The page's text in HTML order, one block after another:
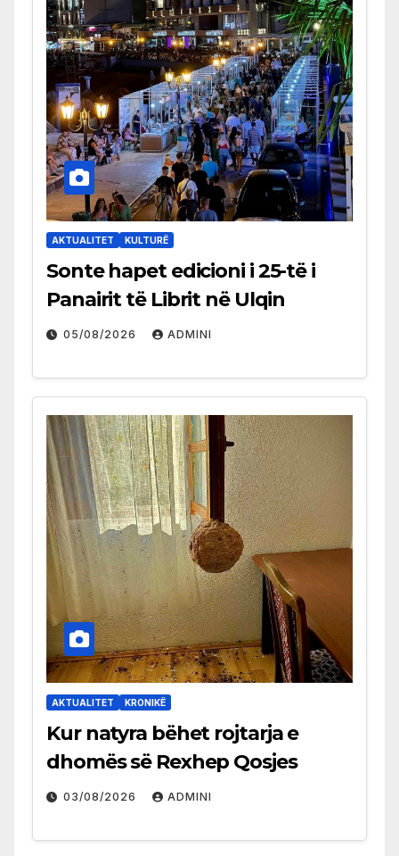
AKTUALITET KULTURË
Sonte hapet edicioni i 25-të i
Panairit të Librit në Ulqin
05/08/2026 ADMINI
AKTUALITET KRONIKË
Kur natyra bëhet rojtarja e
dhomës së Rexhep Qosjes
03/08/2026 ADMINI